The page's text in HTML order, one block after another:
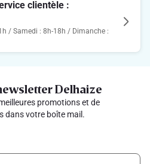
clientèle :
/ Samedi : 8h-18h / Dimanche :
Delhaize
promotions et de
dans votre boîte mail.